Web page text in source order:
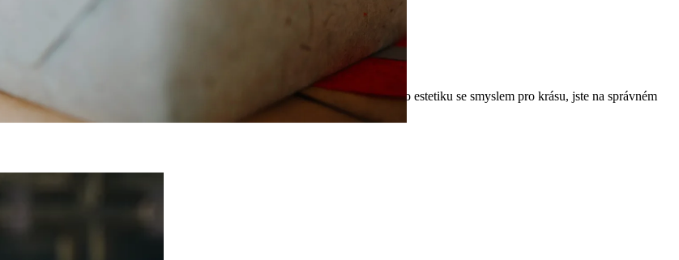
dárek pro muže, který má všechno, pro nadšeného milovníka vína nebo pro estetiku se smyslem pro krásu, jste na správném